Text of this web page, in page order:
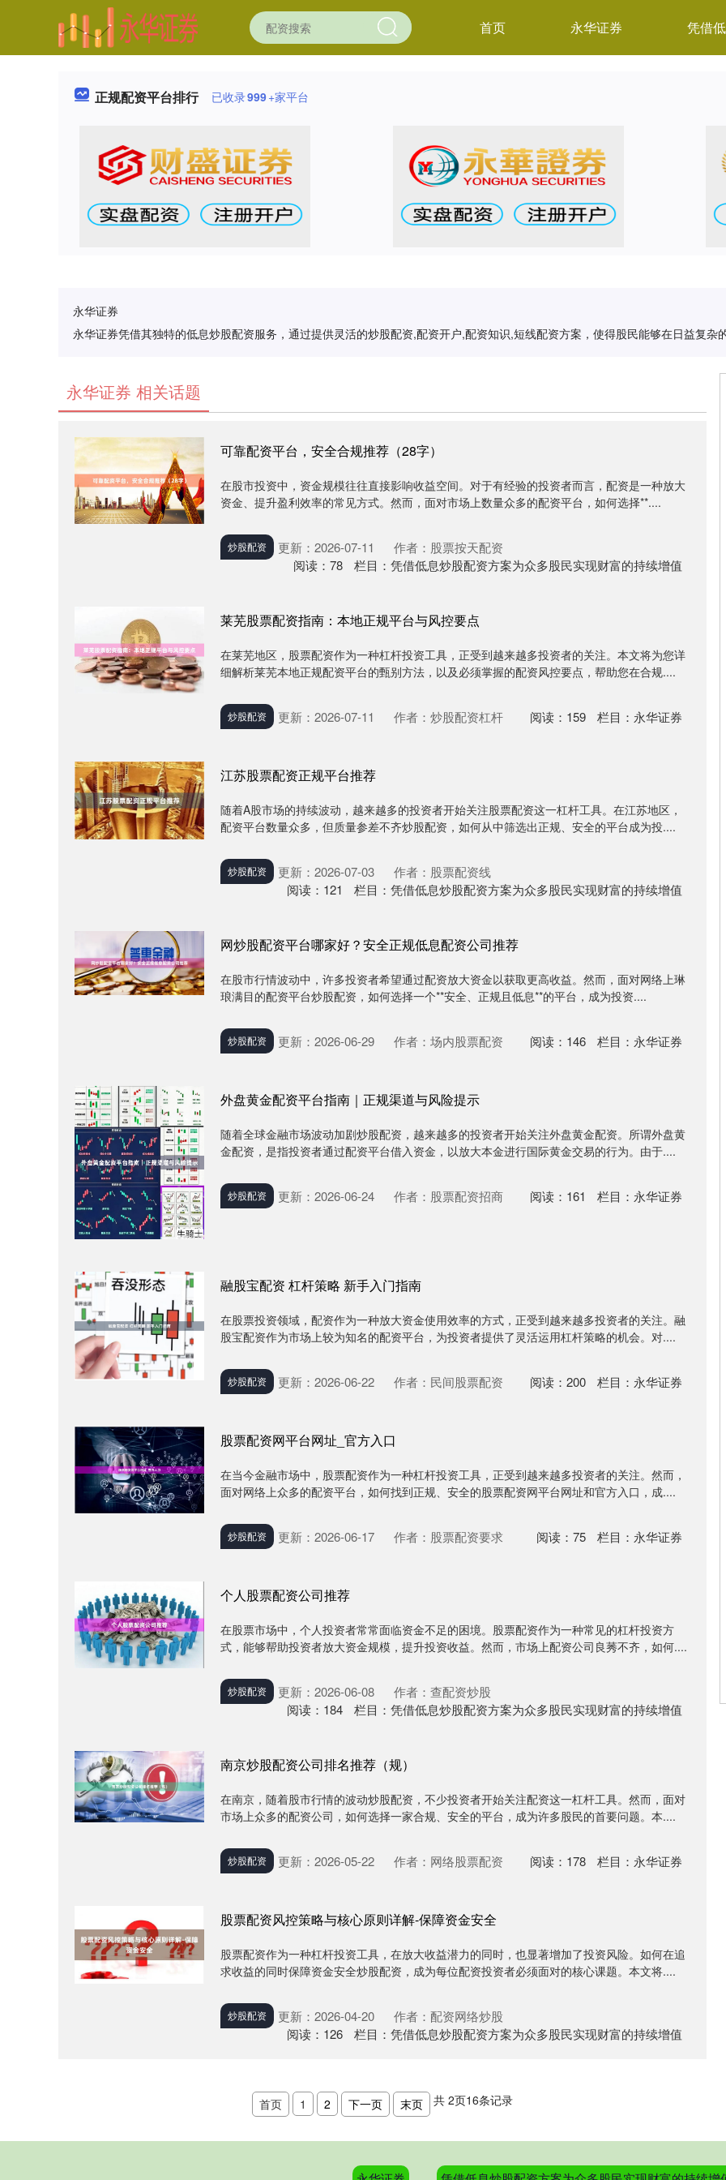
首页 永华证券 凭借
正规配资平台排行 已收录999+家平台
永华证券
永华证券凭借其独特的低息炒股配资服务，通过提供灵活的炒股配资,配资开户,配资知识,短线配资方案，使得股民能够在日益复杂
永华证券 相关话题
可靠配资平台，安全合规推荐（28字）
在股市投资中，资金规模往往直接影响收益空间。对于有经验的投资者而言，配资是一种放大
资金、提升盈利效率的常见方式。然而，面对市场上数量众多的配资平台，如何选择**....
炒股配资 更新：2026-07-11
作者：股票按天配资
阅读： 78 栏目： 凭借低息炒股配资方案为众多股民实现财富的持续增值
莱芜股票配资指南：本地正规平台与风控要点
在莱芜地区，股票配资作为一种杠杆投资工具，正受到越来越多投资者的关注。本文将为您详
细解析莱芜本地正规配资平台的甄别方法，以及必须掌握的配资风控要点，帮助您在合规....
炒股配资 更新：2026-07-11 作者：炒股配资杠杆 阅读： 159 栏目： 永华证券
江苏股票配资正规平台推荐
随着A股市场的持续波动，越来越多的投资者开始关注股票配资这一杠杆工具。在江苏地区，
配资平台数量众多，但质量参差不齐炒股配资，如何从中筛选出正规、安全的平台成为投....
炒股配资 更新：2026-07-03
作者：股票配资线
阅读： 121 栏目： 凭借低息炒股配资方案为众多股民实现财富的持续增值
网炒股配资平台哪家好？安全正规低息配资公司推荐
在股市行情波动中，许多投资者希望通过配资放大资金以获取更高收益。然而，面对网络上琳
琅满目的配资平台炒股配资，如何选择一个**安全、正规且低息**的平台，成为投资....
炒股配资 更新：2026-06-29 作者：场内股票配资 阅读： 146 栏目： 永华证券
外盘黄金配资平台指南｜正规渠道与风险提示
随着全球金融市场波动加剧炒股配资，越来越多的投资者开始关注外盘黄金配资。所谓外盘黄
金配资，是指投资者通过配资平台借入资金，以放大本金进行国际黄金交易的行为。由于....
炒股配资 更新：2026-06-24 作者：股票配资招商 阅读： 161 栏目： 永华证券
融股宝配资 杠杆策略 新手入门指南
在股票投资领域，配资作为一种放大资金使用效率的方式，正受到越来越多投资者的关注。融
股宝配资作为市场上较为知名的配资平台，为投资者提供了灵活运用杠杆策略的机会。对....
炒股配资 更新：2026-06-22 作者：民间股票配资 阅读： 200 栏目： 永华证券
股票配资网平台网址_官方入口
在当今金融市场中，股票配资作为一种杠杆投资工具，正受到越来越多投资者的关注。然而，
面对网络上众多的配资平台，如何找到正规、安全的股票配资网平台网址和官方入口，成....
炒股配资 更新：2026-06-17 作者：股票配资要求 阅读： 75 栏目： 永华证券
个人股票配资公司推荐
在股票市场中，个人投资者常常面临资金不足的困境。股票配资作为一种常见的杠杆投资方
式，能够帮助投资者放大资金规模，提升投资收益。然而，市场上配资公司良莠不齐，如何....
炒股配资 更新：2026-06-08
作者：查配资炒股
阅读： 184 栏目： 凭借低息炒股配资方案为众多股民实现财富的持续增值
南京炒股配资公司排名推荐（规）
在南京，随着股市行情的波动炒股配资，不少投资者开始关注配资这一杠杆工具。然而，面对
市场上众多的配资公司，如何选择一家合规、安全的平台，成为许多股民的首要问题。本....
炒股配资 更新：2026-05-22 作者：网络股票配资 阅读： 178 栏目： 永华证券
股票配资风控策略与核心原则详解-保障资金安全
股票配资作为一种杠杆投资工具，在放大收益潜力的同时，也显著增加了投资风险。如何在追
求收益的同时保障资金安全炒股配资，成为每位配资投资者必须面对的核心课题。本文将....
炒股配资 更新：2026-04-20
作者：配资网络炒股
阅读： 126 栏目： 凭借低息炒股配资方案为众多股民实现财富的持续增值
首页 1 2 下一页 末页 共 2页16条记录